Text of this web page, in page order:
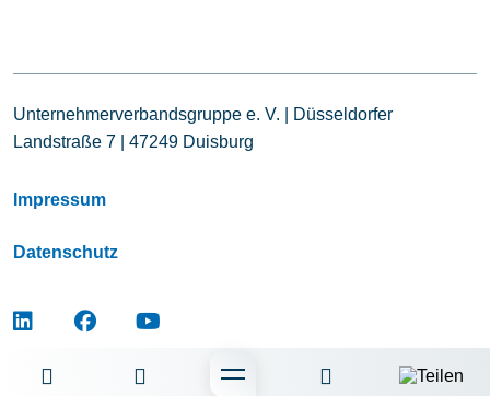
Unternehmerverbandsgruppe e. V. | Düsseldorfer
Landstraße 7 | 47249 Duisburg
Impressum
Datenschutz